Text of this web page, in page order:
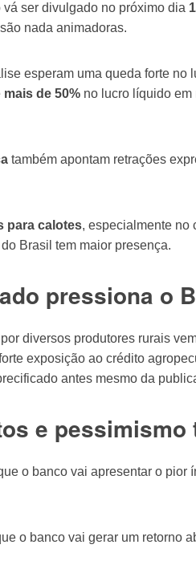
ser divulgado no próximo dia
nada animadoras.
esperam uma queda forte no
mais de 50% no lucro líquido
também apontam retrações
para calotes, especialmente no
Brasil tem maior presença.
pressiona o
diversos produtores rurais
exposição ao crédito
antes mesmo da
e pessimismo
o banco vai apresentar o pior
o banco vai gerar um retorno